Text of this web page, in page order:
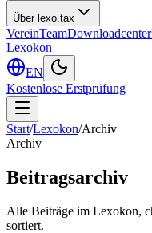
Über lexo.tax
VereinTeamDownloadcenter
Lexokon
EN
Kostenlose Erstprüfung
Start/Lexokon/Archiv
Archiv
Beitragsarchiv
Alle Beiträge im Lexokon,
sortiert.